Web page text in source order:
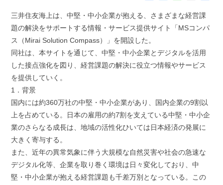
c
e
o
k
i
r
n
e
a
i
三井住友海上は、中堅・中小企業が抱える、さまざまな経営課
題の解決をサポートする情報・サービス提供サイト「MSコンパ
ス（Mirai Solution Compass）」を開設した。
同社は、本サイトを通じて、中堅・中小企業とデジタルを活用
した接点強化を図り、経営課題の解決に役立つ情報やサービス
を提供していく。
1．背景
国内には約360万社の中堅・中小企業があり、国内企業の9割以
上を占めている。日本の雇用の約7割を支えている中堅・中小企
業のさらなる成長は、地域の活性化ひいては日本経済の発展に
大きく寄与する。
また、近年の異常気象に伴う大規模な自然災害や社会の急速な
デジタル化等、企業を取り巻く環境は日々変化しており、中
堅・中小企業が抱える経営課題も千差万別となっている。この